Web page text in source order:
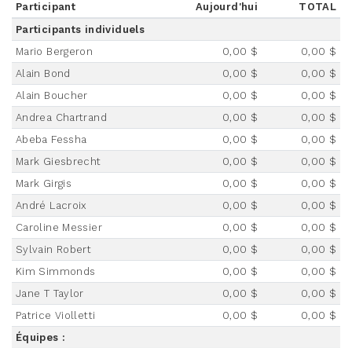
Participant Aujourd'hui
TOTAL
Participants individuels
Mario Bergeron
0,00 $
0,00 $
Alain Bond
0,00 $
0,00 $
Alain Boucher
0,00 $
0,00 $
Andrea Chartrand
0,00 $
0,00 $
Abeba Fessha
0,00 $
0,00 $
Mark Giesbrecht
0,00 $
0,00 $
Mark Girgis
0,00 $
0,00 $
André Lacroix
0,00 $
0,00 $
Caroline Messier
0,00 $
0,00 $
Sylvain Robert
0,00 $
0,00 $
Kim Simmonds
0,00 $
0,00 $
Jane T Taylor
0,00 $
0,00 $
Patrice Violletti
0,00 $
0,00 $
Équipes :